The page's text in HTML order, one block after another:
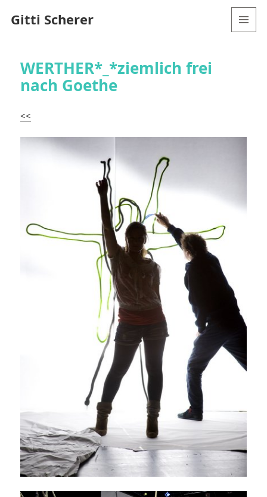
Gitti Scherer
WERTHER*_*ziemlich frei
nach Goethe
<<